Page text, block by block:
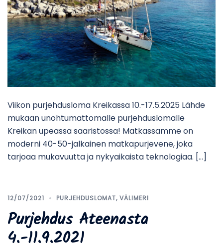
Viikon purjehdusloma Kreikassa 10.-17.5.2025 Lähde
mukaan unohtumattomalle purjehduslomalle
Kreikan upeassa saaristossa! Matkassamme on
moderni 40-50-jalkainen matkapurjevene, joka
tarjoaa mukavuutta ja nykyaikaista teknologiaa. […]
12/07/2021 PURJEHDUSLOMAT, VÄLIMERI
Purjehdus Ateenasta
4.-11.9.2021